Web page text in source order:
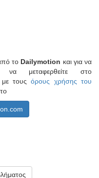
το Dailymotion και για να
να μεταφερθείτε στο
με τουςόρους χρήσης του